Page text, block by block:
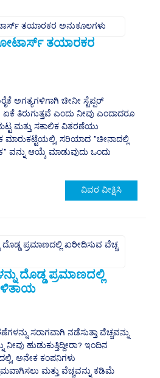
ತಯಾರಕರ
ಅಗತ್ಯಗಳಿಗಾಗಿ ಚೀನೀ ಸ್ಟೆಪ್ಪರ್
ತಿರುಗುತ್ತವೆ ಎಂದು ನೀವು ಎಂದಾದರೂ
ಮತ್ತು ಸಕಾಲಿಕ ವಿತರಣೆಯು
ಸರಿಯಾದ "ಚೀನಾದಲ್ಲಿ
ಆಯ್ಕೆ ಮಾಡುವುದು ಒಂದು
ವಿವರ ವೀಕ್ಷಿಸಿ
ದೊಡ್ಡ ಪ್ರಮಾಣದಲ್ಲಿ
ಸರಾಗವಾಗಿ ನಡೆಸುತ್ತಾ ವೆಚ್ಚವನ್ನು
ಹುಡುಕುತ್ತಿದ್ದೀರಾ? ಇಂದಿನ
ಅನೇಕ ಕಂಪನಿಗಳು
ಮತ್ತು ವೆಚ್ಚವನ್ನು ಕಡಿಮೆ